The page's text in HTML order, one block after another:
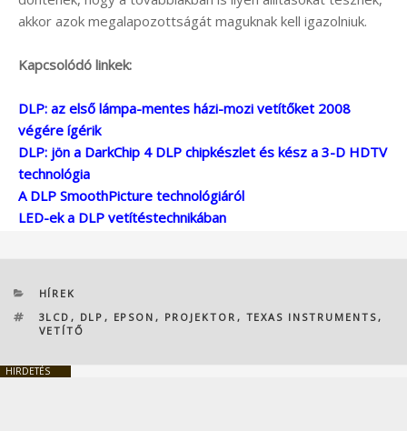
akkor azok megalapozottságát maguknak kell igazolniuk.
Kapcsolódó linkek:
DLP: az első lámpa-mentes házi-mozi vetítőket 2008
végére ígérik
DLP: jön a DarkChip 4 DLP chipkészlet és kész a 3-D HDTV
technológia
A DLP SmoothPicture technológiáról
LED-ek a DLP vetítéstechnikában
KATEGÓRIÁK
HÍREK
CÍMKÉK
3LCD , DLP , EPSON , PROJEKTOR , TEXAS INSTRUMENTS ,
VETÍTŐ
HIRDETÉS